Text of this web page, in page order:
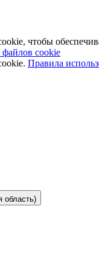
чтобы
файлов cookie
Правила
область)